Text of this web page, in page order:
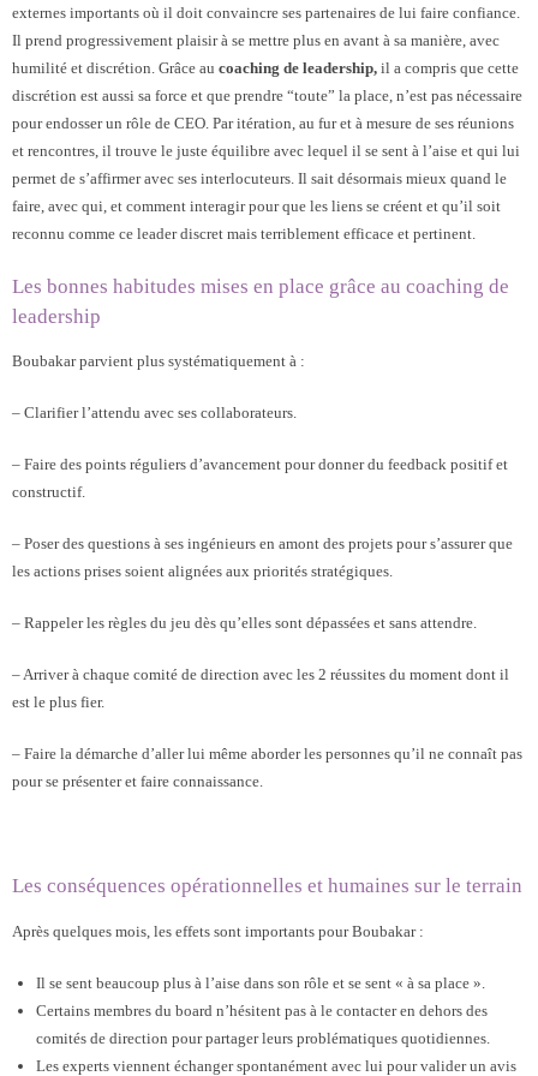
externes importants où il doit convaincre ses partenaires de lui faire confiance.
Il prend progressivement plaisir à se mettre plus en avant à sa manière, avec
humilité et discrétion. Grâce au coaching de leadership, il a compris que cette
discrétion est aussi sa force et que prendre “toute” la place, n’est pas nécessaire
pour endosser un rôle de CEO. Par itération, au fur et à mesure de ses réunions
et rencontres, il trouve le juste équilibre avec lequel il se sent à l’aise et qui lui
permet de s’affirmer avec ses interlocuteurs. Il sait désormais mieux quand le
faire, avec qui, et comment interagir pour que les liens se créent et qu’il soit
reconnu comme ce leader discret mais terriblement efficace et pertinent.
Les bonnes habitudes mises en place grâce au coaching de
leadership
Boubakar parvient plus systématiquement à :
– Clarifier l’attendu avec ses collaborateurs.
– Faire des points réguliers d’avancement pour donner du feedback positif et
constructif.
– Poser des questions à ses ingénieurs en amont des projets pour s’assurer que
les actions prises soient alignées aux priorités stratégiques.
– Rappeler les règles du jeu dès qu’elles sont dépassées et sans attendre.
– Arriver à chaque comité de direction avec les 2 réussites du moment dont il
est le plus fier.
– Faire la démarche d’aller lui même aborder les personnes qu’il ne connaît pas
pour se présenter et faire connaissance.
Les conséquences opérationnelles et humaines sur le terrain
Après quelques mois, les effets sont importants pour Boubakar :
Il se sent beaucoup plus à l’aise dans son rôle et se sent « à sa place ».
Certains membres du board n’hésitent pas à le contacter en dehors des
comités de direction pour partager leurs problématiques quotidiennes.
Les experts viennent échanger spontanément avec lui pour valider un avis